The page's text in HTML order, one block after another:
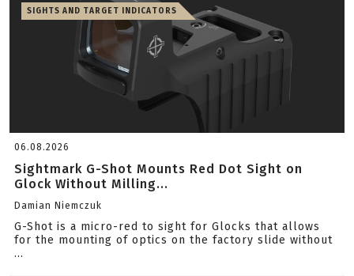
SIGHTS AND TARGET INDICATORS
06.08.2026
Sightmark G-Shot Mounts Red Dot Sight on
Glock Without Milling...
Damian Niemczuk
G-Shot is a micro-red to sight for Glocks that allows
for the mounting of optics on the factory slide without
...